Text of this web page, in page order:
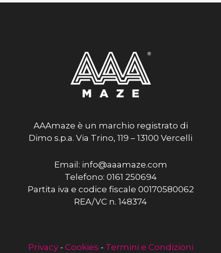
AAAmaze è un marchio registrato di
Dimo s.p.a. Via Trino, 119 – 13100 Vercelli
Email: info@aaamaze.com
Telefono: 0161 250694
Partita iva e codice fiscale 00170580062
REA/VC n. 148374
Privacy- Cookies - Termini e Condizioni